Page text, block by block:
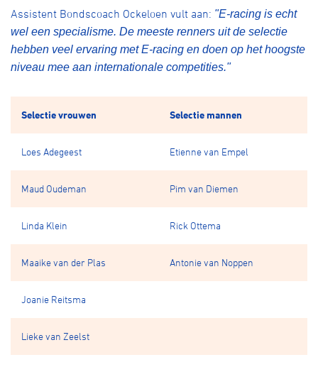
Assistent Bondscoach Ockeloen vult aan: "E-racing is echt
wel een specialisme. De meeste renners uit de selectie
hebben veel ervaring met E-racing en doen op het hoogste
niveau mee aan internationale competities."
Selectie vrouwen Selectie mannen
Loes Adegeest Etienne van Empel
Maud Oudeman Pim van Diemen
Linda Klein Rick Ottema
Maaike van der Plas Antonie van Noppen
Joanie Reitsma
Lieke van Zeelst